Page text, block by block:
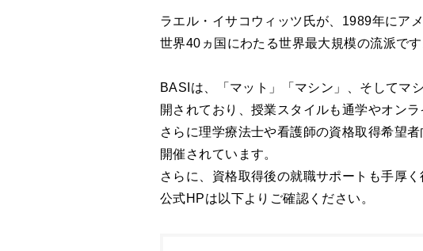
ラエル・イサコウィッツ氏が、1989年にア
世界40ヵ国にわたる世界最大規模の流派です
BASIは、「マット」「マシン」、そしてマ
開されており、授業スタイルも通学やオン
さらに理学療法士や看護師の資格取得希望
開催されています。
さらに、資格取得後の就職サポートも手厚く
公式HPは以下よりご確認ください。